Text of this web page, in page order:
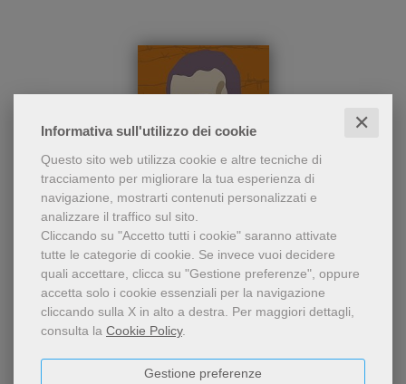
Informativa sull'utilizzo dei cookie ✕
Questo sito web utilizza cookie e altre tecniche di
tracciamento per migliorare la tua esperienza di
navigazione, mostrarti contenuti personalizzati e
analizzare il traffico sul sito.
Cliccando su "Accetto tutti i cookie" saranno attivate
tutte le categorie di cookie. Se invece vuoi decidere
quali accettare, clicca su "Gestione preferenze", oppure
accetta solo i cookie essenziali per la navigazione
cliccando sulla X in alto a destra. Per maggiori dettagli,
consulta la Cookie Policy.
Gestione preferenze
III edizione della biografia di
padre Placido Cortese,
francescano, impegnato nel
soccorso di ebrei e
perseguitati durante la
seconda guerra mondiale.
torturato dai nazisti. È in
corso la causa di
Padre Placido Cortese
Apollonio Tottoli
19,00 €